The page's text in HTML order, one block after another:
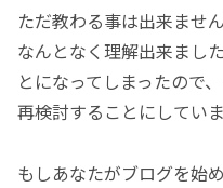
ただ教わる事は出来ませ
なんとなく理解出来まし
とになってしまったので
再検討することにしていま
もしあなたがブログを始